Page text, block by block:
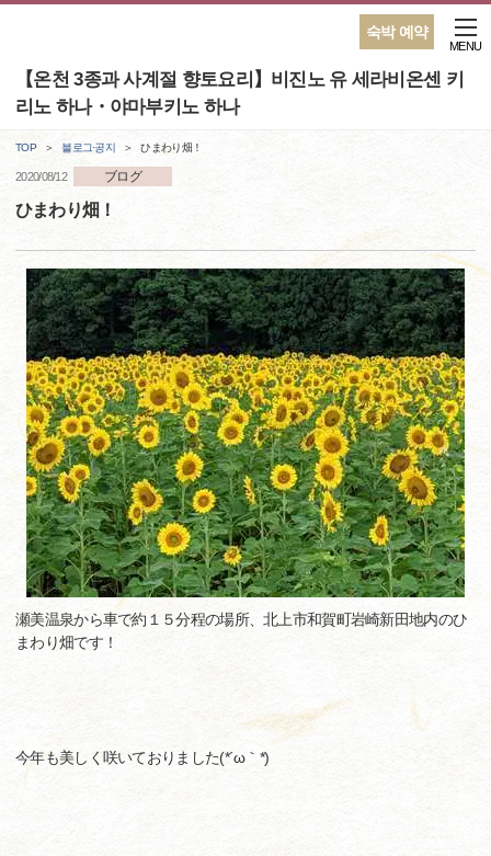
숙박 예약
【온천 3종과 사계절 향토요리】비진노 유 세라비온센 키
리노 하나・야마부키노 하나
MENU
TOP 블로그·공지 ひまわり畑！
2020/08/12 ブログ
ひまわり畑！
瀬美温泉から車で約１５分程の場所、北上市和賀町岩崎新田地内のひ
まわり畑です！
今年も美しく咲いておりました(*´ω｀*)